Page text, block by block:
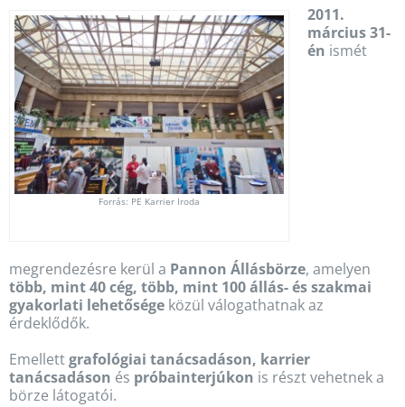
Forrás: PE Karrier Iroda
2011.
március 31-
én ismét
megrendezésre kerül a Pannon Állásbörze, amelyen
több, mint 40 cég, több, mint 100 állás- és szakmai
gyakorlati lehetősége közül válogathatnak az
érdeklődők.
Emellettgrafológiai tanácsadáson, karrier
tanácsadáson és próbainterjúkon is részt vehetnek a
börze látogatói.